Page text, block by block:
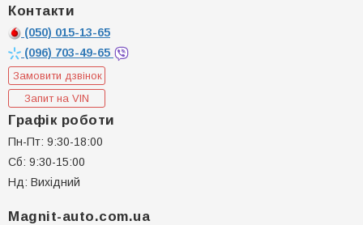
Контакти
(050) 015-13-65
(096) 703-49-65
Замовити дзвінок
Запит на VIN
Графік роботи
Пн-Пт: 9:30-18:00
Сб: 9:30-15:00
Нд: Вихідний
Magnit-auto.com.ua